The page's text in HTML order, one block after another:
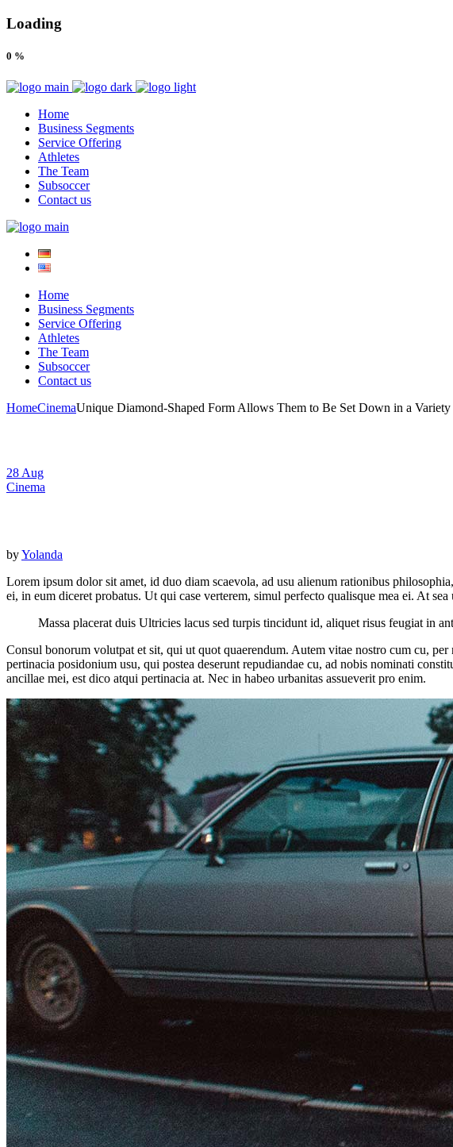
Loading
0 %
Home
Business Segments
Service Offering
Athletes
The Team
Subsoccer
Contact us
Home
Business Segments
Service Offering
Athletes
The Team
Subsoccer
Contact us
HomeCinemaUnique Diamond-Shaped Form Allows Them to Be Set Down in a
28 Aug
Cinema
byYolanda
Lorem ipsum dolor sit amet, id duo diam scaevola, ad usu alienum rationibus
ei, in eum diceret probatus. Ut qui case verterem, simul perfecto qualisque mea ei. At
Massa placerat duis Ultricies lacus sed turpis tincidunt id, aliquet risus feugiat in
Consul bonorum volutpat et sit, qui ut quot quaerendum. Autem vitae nostro cum cu,
pertinacia posidonium usu, qui postea deserunt repudiandae cu, ad nobis nominati
ancillae mei, est dico atqui pertinacia at. Nec in habeo urbanitas assueverit pro enim.